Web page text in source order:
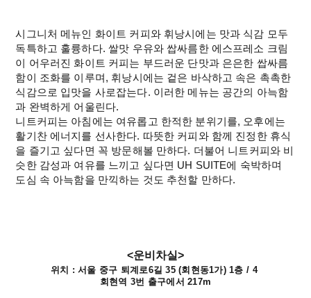
시그니처 메뉴인 화이트 커피와 휘낭시에는 맛과 식감 모두
독특하고 훌륭하다. 쌀맛 우유와 쌉싸름한 에스프레소 크림
이 어우러진 화이트 커피는 부드러운 단맛과 은은한 쌉싸름
함이 조화를 이루며, 휘낭시에는 겉은 바삭하고 속은 촉촉한
식감으로 입맛을 사로잡는다. 이러한 메뉴는 공간의 아늑함
과 완벽하게 어울린다.
니트커피는 아침에는 여유롭고 한적한 분위기를, 오후에는
활기찬 에너지를 선사한다. 따뜻한 커피와 함께 진정한 휴식
을 즐기고 싶다면 꼭 방문해볼 만하다. 더불어 니트커피와 비
슷한 감성과 여유를 느끼고 싶다면 UH SUITE에 숙박하며
도심 속 아늑함을 만끽하는 것도 추천할 만하다.
<운비차실>
위치 : 서울 중구 퇴계로6길 35 (회현동1가) 1층 / 4
회현역 3번 출구에서 217m